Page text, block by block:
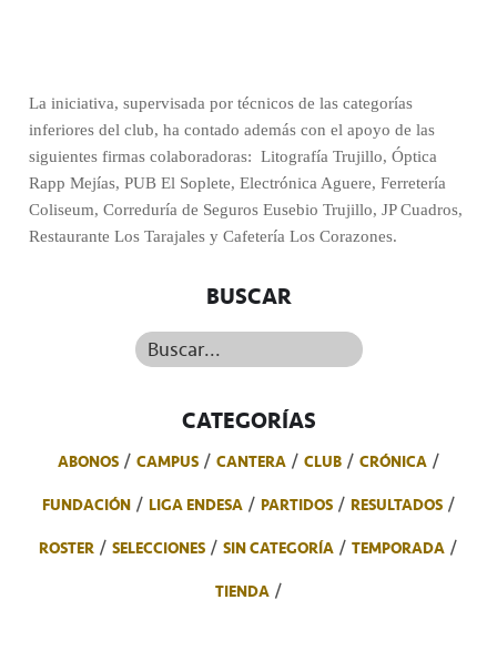
La iniciativa, supervisada por técnicos de las categorías
inferiores del club, ha contado además con el apoyo de las
siguientes firmas colaboradoras: Litografía Trujillo, Óptica
Rapp Mejías, PUB El Soplete, Electrónica Aguere, Ferretería
Coliseum, Correduría de Seguros Eusebio Trujillo, JP Cuadros,
Restaurante Los Tarajales y Cafetería Los Corazones.
BUSCAR
Buscar...
CATEGORÍAS
ABONOS CAMPUS CANTERA CLUB
CRÓNICA
FUNDACIÓN
LIGA ENDESA PARTIDOS
RESULTADOS
ROSTER
SELECCIONES SIN CATEGORÍA
TEMPORADA
TIENDA